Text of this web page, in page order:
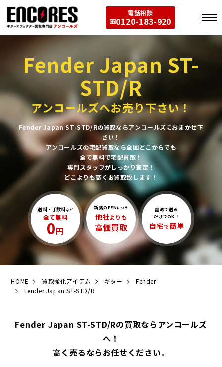
電話相談
0120-183-920
Fender Japan ST-
STD/R
アンコールズへお売り下さい！
Fender Japan ST-STD/Rの買取ならアンコールズにおまかせ下
さい！
アンコールズの宅配買取なら全国どこからでも
全て無料で宅配買取！
専門スタッフがしっかり査定！
どこよりも高くお買取致します！
送料・手数料など
全て無料
0円
新規OPEN につき
他社よりも
高価買取
詰めて送る
だけでOK！
自宅で簡単
HOME 買取強化アイテム ギター
Fender
Fender Japan ST-STD/R
Fender Japan ST-STD/Rの買取ならアンコールズ
へ！
高く売るならお任せください。